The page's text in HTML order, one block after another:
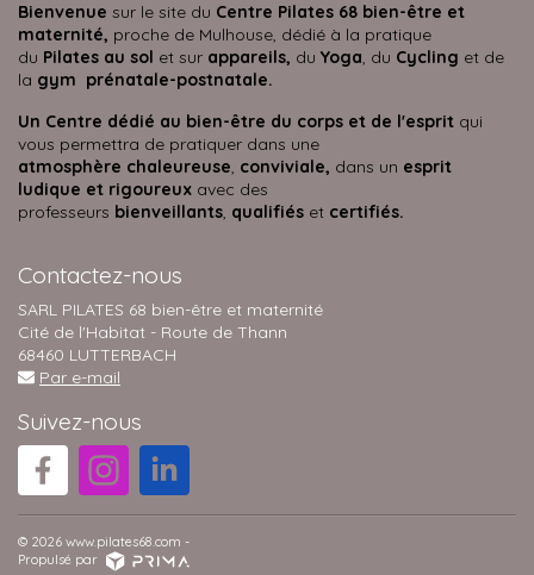
Bienvenue sur le site du Centre Pilates 68 bien-être et
maternité, proche de Mulhouse, dédié à la pratique
du Pilates au sol et sur appareils, du Yoga, du Cycling et de
la gym prénatale-postnatale.
Un Centre dédié au bien-être du corps et de l'esprit qui
vous permettra de pratiquer dans une
atmosphère chaleureuse, conviviale, dans un esprit
ludique et rigoureux avec des
professeurs bienveillants, qualifiés et certifiés.
Contactez-nous
SARL PILATES 68 bien-être et maternité
Cité de l'Habitat - Route de Thann
68460 LUTTERBACH
Par e-mail
Suivez-nous
© 2026 www.pilates68.com -
Propulsé par